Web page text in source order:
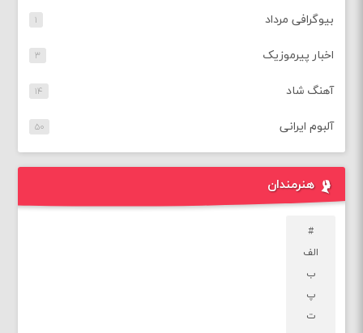
بیوگرافی مرداد ۱
اخبار پیرموزیک ۳
آهنگ شاد ۱۴
آلبوم ایرانی ۵۰
هنرمندان
#
الف
ب
پ
ت